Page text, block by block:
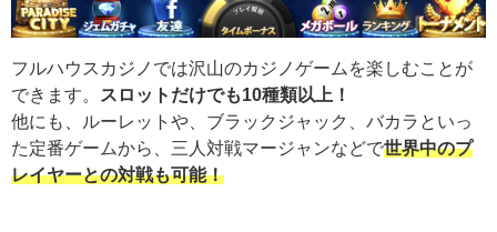
フルハウスカジノでは沢山のカジノゲームを楽しむことが
できます。
スロットだけでも10種類以上！
他にも、ルーレットや、ブラックジャック、バカラといっ
た定番ゲームから、三人対戦マージャンなどで世界中のプ
レイヤーとの対戦も可能！